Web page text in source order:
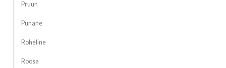
Pruun
Punane
Roheline
Roosa